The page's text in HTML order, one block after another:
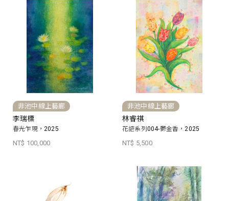
非池中線上藝廊
李瑞標
春光乍現，2025
NT$ 100,000
非池中線上藝廊
林睿祺
花語系列004-鬱金香，2025
NT$ 5,500